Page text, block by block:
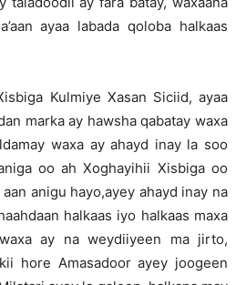
ayaa labada qoloba halkaas
Kulmiye Xasan Siciid, ayaa
marka ay hawsha qabatay waxa
waxa ay ahayd inay la soo
oo ah Xoghayihii Xisbiga oo
anigu hayo,ayey ahayd inay na
halkaas iyo halkaas maxa
ay na weydiiyeen ma jirto,
hore Amasadoor ayey joogeen